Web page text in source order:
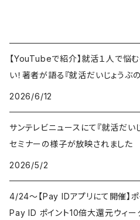
【YouTubeで紹介】就活１人で悩
い！著者が語る『就活だいじょうぶ
2026/6/12
サンテレビニュースにて『就活だい
セミナーの様子が放映されました
2026/5/2
4/24〜【Pay IDアプリにて開催】ポ
Pay ID ポイント10倍大還元ウィー